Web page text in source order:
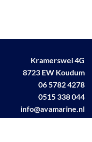
Kramerswei 4G
8723 EW Koudum
06 5782 4278
0515 338 044
info@avamarine.nl